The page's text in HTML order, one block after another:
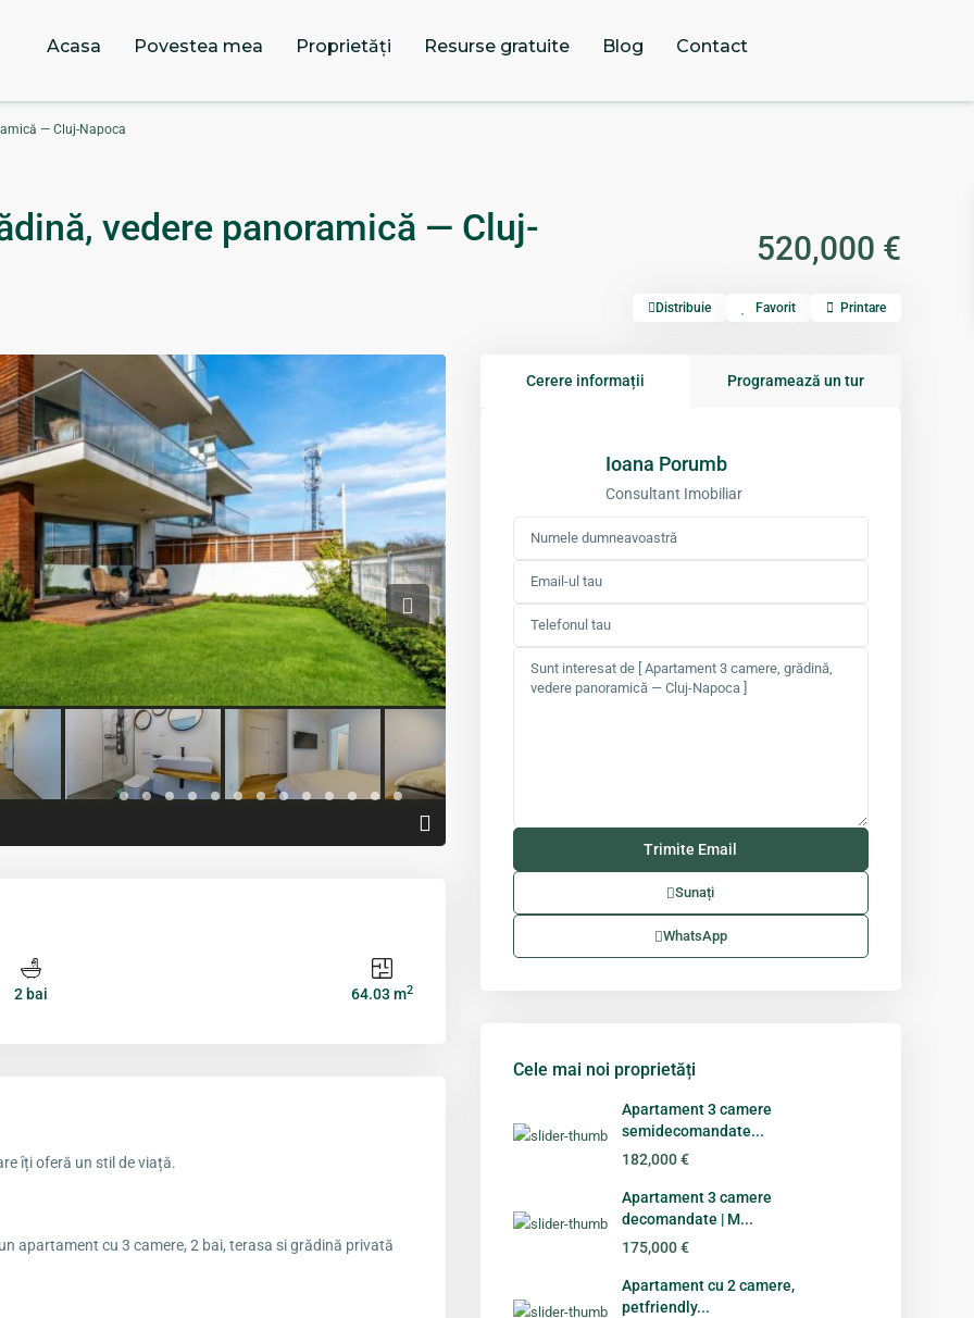
Acasa Povestea mea Proprietăți Resurse gratuite Blog Contact
— Cluj-Napoca
vedere panoramică — Cluj- 520,000 €
Distribuie Favorit Printare
Previous
2 bai 64.03 m2
îți oferă un stil de viață.
apartament cu 3 camere, 2 bai, terasa si grădină privată
Cerere informații Programează un tur
Ioana Porumb
Consultant Imobiliar
Sunați
WhatsApp
Cele mai noi proprietăți
Apartament 3 camere
semidecomandate...
182,000 €
Apartament 3 camere
decomandate | M...
175,000 €
Apartament cu 2 camere,
petfriendly...